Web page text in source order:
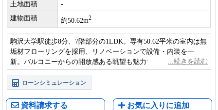
土地面積
-
建物面積
約50.62m2
駒沢大学駅徒歩8分、7階部分の1LDK。専有50.62平米の室内は無
垢材フローリングを採用、リノベーションで設備・内装を一
新。バルコニーからの開放感ある眺望も魅力で、落ち着いた住
環境の中で快適な暮らしを楽しめる一室です。
ローンシミュレーション
資料請求する お気に入りに追加